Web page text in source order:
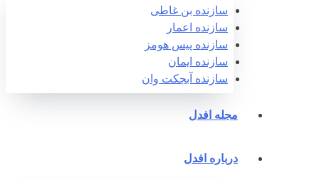
سازنده بن غاطی
سازنده اعمار
سازنده پیس هومز
سازنده ایمان
سازنده آبجکت وان‎
مجله افدل
درباره افدل